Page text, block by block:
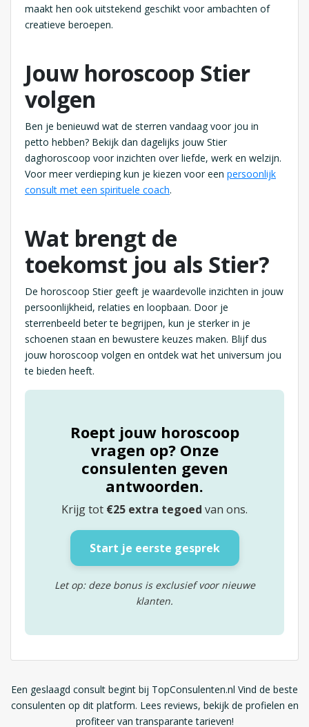
maakt hen ook uitstekend geschikt voor ambachten of
creatieve beroepen.
Jouw horoscoop Stier
volgen
Ben je benieuwd wat de sterren vandaag voor jou in
petto hebben? Bekijk dan dagelijks jouw Stier
daghoroscoop voor inzichten over liefde, werk en welzijn.
Voor meer verdieping kun je kiezen voor een persoonlijk
consult met een spirituele coach.
Wat brengt de
toekomst jou als Stier?
De horoscoop Stier geeft je waardevolle inzichten in jouw
persoonlijkheid, relaties en loopbaan. Door je
sterrenbeeld beter te begrijpen, kun je sterker in je
schoenen staan en bewustere keuzes maken. Blijf dus
jouw horoscoop volgen en ontdek wat het universum jou
te bieden heeft.
Roept jouw horoscoop
vragen op? Onze
consulenten geven
antwoorden.
Krijg tot €25 extra tegoed van ons.
Start je eerste gesprek
Let op: deze bonus is exclusief voor nieuwe
klanten.
Een geslaagd consult begint bij TopConsulenten.nl Vind de beste
consulenten op dit platform. Lees reviews, bekijk de profielen en
profiteer van transparante tarieven!